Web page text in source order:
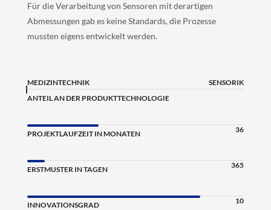
Für die Verarbeitung von Sensoren mit derartigen
Abmessungen gab es keine Standards, die Prozesse
mussten eigens entwickelt werden.
MEDIZINTECHNIK
SENSORIK
ANTEIL AN DER PRODUKTTECHNOLOGIE
PROJEKTLAUFZEIT IN MONATEN 36
ERSTMUSTER IN TAGEN 365
INNOVATIONSGRAD 10